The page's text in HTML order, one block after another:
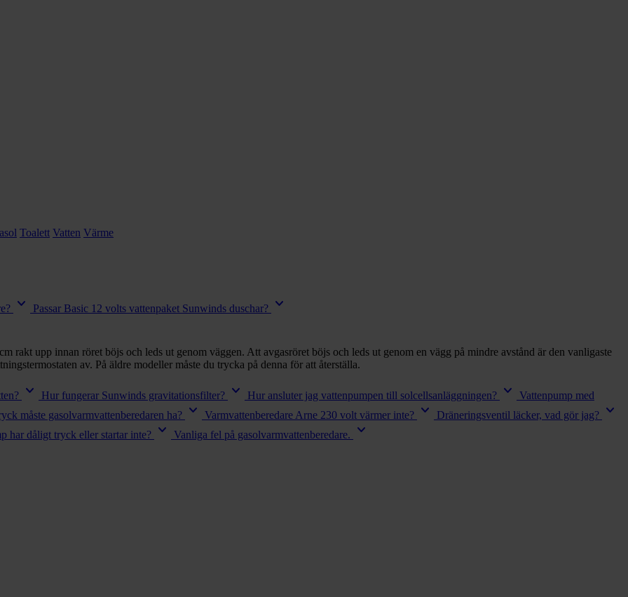
Toalett Vatten Värme
keyboard_arrow_down Passar Basic 12 volts vattenpaket Sunwinds duschar? keyboard_arrow_down
rakt upp innan röret böjs och leds ut genom väggen. Att avgasröret böjs och leds ut genom en vägg på mindre avstånd är den vanligaste
av. På äldre modeller måste du trycka på denna för att återställa.
keyboard_arrow_down Hur fungerar Sunwinds gravitationsfilter? keyboard_arrow_down Hur ansluter jag vattenpumpen till solcellsanläggningen? keyboard_arrow_down
Vattenpump med
måste gasolvarmvattenberedaren ha? keyboard_arrow_down Varmvattenberedare Arne 230 volt värmer inte? keyboard_arrow_down Dräneringsventil läcker, vad gör jag? keyboard_arrow_down
har dåligt tryck eller startar inte? keyboard_arrow_down Vanliga fel på gasolvarmvattenberedare. keyboard_arrow_down